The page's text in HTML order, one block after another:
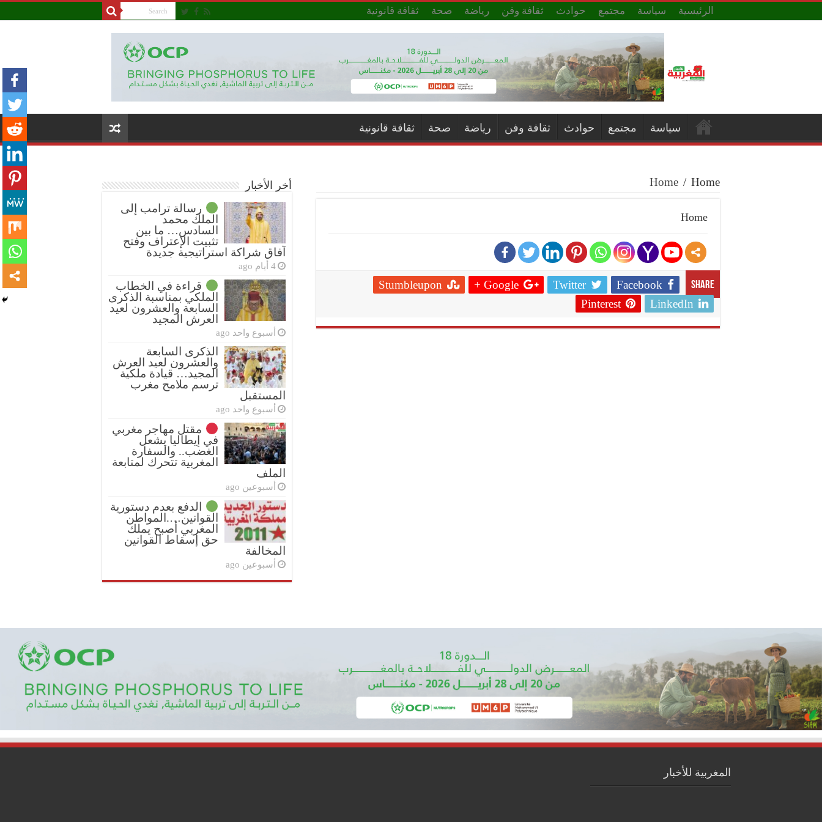
الرئيسية سياسة مجتمع حوادث ثقافة وفن رياضة صحة ثقافة قانونية
سياسة مجتمع حوادث ثقافة وفن رياضة صحة ثقافة قانونية
Home / Home
Home
Share
Facebook
Twitter
Google +
Stumbleupon
LinkedIn
Pinterest
أخر الأخبار
رسالة ترامب إلى
الملك محمد
السادس… ما بين
تثبيت الإعتراف وفتح
آفاق شراكة استراتيجية جديدة
4 أيام ago
قراءة في الخطاب
الملكي بمناسبة الذكرى
السابعة والعشرون لعيد
العرش المجيد
أسبوع واحد ago
الذكرى السابعة
والعشرون لعيد العرش
المجيد… قيادة ملكية
ترسم ملامح مغرب
المستقبل
أسبوع واحد ago
مقتل مهاجر مغربي
في إيطاليا يشعل
الغضب.. والسفارة
المغربية تتحرك لمتابعة
الملف
أسبوعين ago
الدفع بعدم دستورية
القوانين….المواطن
المغربي أصبح يملك
حق إسقاط القوانين
المخالفة
أسبوعين ago
المغربية للأخبار